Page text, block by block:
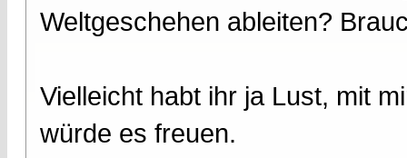
Weltgeschehen ableiten?
Vielleicht habt ihr ja Lust, mit
würde es freuen.